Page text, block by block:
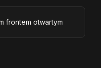
frontem otwartym